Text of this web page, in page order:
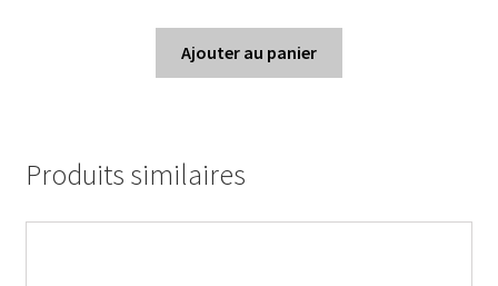
Ajouter au panier
Produits similaires